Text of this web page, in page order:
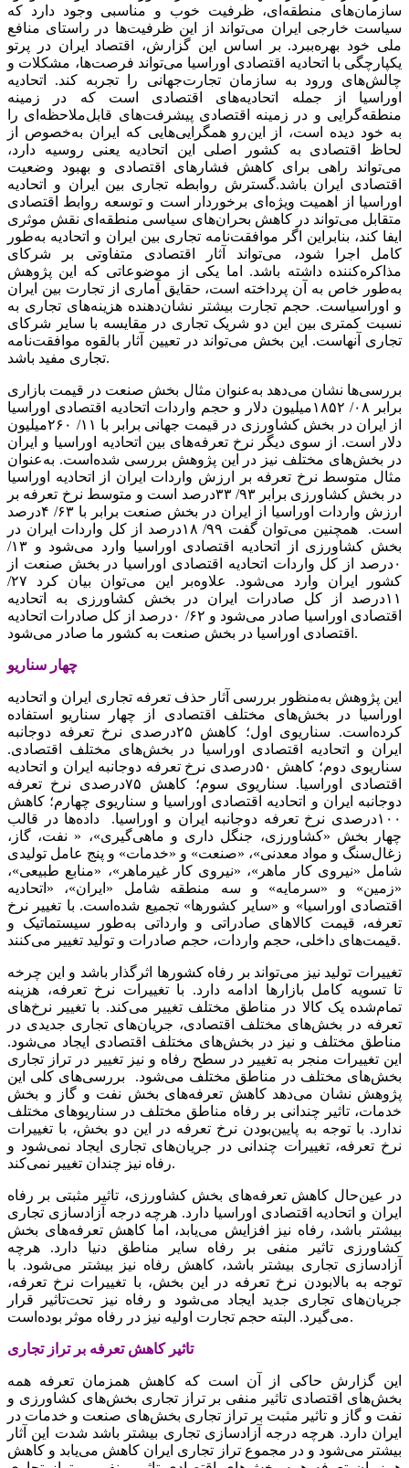
سازمان‌های منطقه‌ای، ظرفیت خوب و مناسبی وجود دارد که
سیاست خارجی ایران می‌تواند از این ظرفیت‌ها در راستای منافع
ملی خود بهره‌ببرد. بر اساس این گزارش، اقتصاد ایران در پرتو
یکپارچگی با اتحادیه اقتصادی اوراسیا می‌تواند فرصت‌ها، مشکلات و
چالش‌های ورود به سازمان تجارت‌جهانی را تجربه کند. اتحادیه
اوراسیا از جمله اتحادیه‌های اقتصادی است که در زمینه
منطقه‌گرایی و در زمینه اقتصادی پیشرفت‌های قابل‌ملاحظه‌ای را
به خود دیده است، از این‌رو همگرایی‌هایی که ایران به‌خصوص از
لحاظ اقتصادی به کشور اصلی این اتحادیه یعنی روسیه دارد،
می‌تواند راهی برای کاهش فشارهای اقتصادی و بهبود وضعیت
اقتصادی ایران باشد.‌گسترش روابطه تجاری بین ایران و اتحادیه
اوراسیا از اهمیت ویژه‌ای برخوردار است و توسعه روابط اقتصادی
متقابل می‌تواند در کاهش بحران‌های سیاسی منطقه‌ای نقش موثری
ایفا کند، بنابراین اگر موافقت‌نامه تجاری بین ایران و اتحادیه به‌طور
کامل اجرا شود، می‌تواند آثار اقتصادی متفاوتی بر شرکای
مذاکره‌کننده داشته باشد. اما یکی از موضوعاتی که این پژوهش
به‌طور خاص به آن پرداخته است، حقایق آماری از تجارت بین ایران
و اوراسیاست. حجم تجارت بیشتر نشان‌دهنده هزینه‌های تجاری به
نسبت کمتری بین این دو شریک تجاری در مقایسه با سایر شرکای
تجاری آنهاست. این بخش می‌تواند در تعیین آثار بالقوه موافقت‌نامه
تجاری مفید باشد.
بررسی‌ها نشان می‌دهد به‌عنوان مثال بخش صنعت در قیمت بازاری
‌برابر ۰۸/ ۱۸۵۲‌میلیون دلار و حجم واردات اتحادیه اقتصادی اوراسیا
از ایران در بخش کشاورزی در قیمت جهانی ‌برابر با ۱۱/ ۲۶۰‌میلیون
دلار است. از سوی دیگر نرخ تعرفه‌های بین اتحادیه اوراسیا و ایران
در بخش‌های مختلف نیز در این پژوهش بررسی شده‌است. به‌عنوان
مثال متوسط نرخ تعرفه بر ارزش واردات ایران از اتحادیه اوراسیا
در بخش کشاورزی ‌برابر ۹۳/ ۳۳‌درصد است و متوسط نرخ تعرفه بر
ارزش واردات اوراسیا از ایران در بخش صنعت ‌برابر با ۶۳/ ۴‌درصد
است. همچنین می‌توان گفت ۹۹/ ۱۸‌درصد از کل واردات ایران در
بخش کشاورزی از اتحادیه اقتصادی اوراسیا وارد می‌شود و ۱۳/
۰‌درصد از کل واردات اتحادیه اقتصادی اوراسیا در بخش صنعت از
کشور ایران وارد می‌شود. علاوه‌بر این می‌توان بیان کرد ۲۷/
۱۱‌درصد از کل صادرات ایران در بخش کشاورزی به اتحادیه
اقتصادی اوراسیا صادر می‌شود و ۶۲/ ۰‌درصد از کل صادرات اتحادیه
اقتصادی اوراسیا در بخش صنعت به کشور ما صادر می‌شود.
چهار سناریو
این پژوهش به‌منظور بررسی آثار حذف تعرفه تجاری ایران و اتحادیه
اوراسیا در بخش‌های مختلف اقتصادی از چهار سناریو استفاده
کرده‌است. سناریوی اول؛ کاهش ۲۵‌درصدی نرخ تعرفه دو‌جانبه
ایران و اتحادیه اقتصادی اوراسیا در بخش‌های مختلف اقتصادی.
سناریوی دوم؛ کاهش ۵۰‌درصدی نرخ تعرفه دو‌جانبه ایران و اتحادیه
اقتصادی اوراسیا. سناریوی سوم؛ کاهش ۷۵‌درصدی نرخ تعرفه
دو‌جانبه ایران و اتحادیه اقتصادی اوراسیا و سناریوی چهارم؛ کاهش
۱۰۰‌درصدی نرخ تعرفه دو‌جانبه ایران و اوراسیا. داده‌ها در قالب
چهار بخش «کشاورزی، جنگل داری و ماهی‌گیری»، « نفت، گاز،
زغال‌سنگ و مواد معدنی»، «صنعت» و «خدمات» و پنج عامل تولیدی
شامل «نیروی کار ماهر»، «نیروی کار غیر‌ماهر»، «منابع طبیعی»،
«زمین» و «سرمایه» و سه منطقه شامل «ایران»، «اتحادیه
اقتصادی اوراسیا» و «سایر کشورها» تجمیع شده‌است. با تغییر نرخ
تعرفه، قیمت کالاهای صادراتی و وارداتی به‌طور سیستماتیک و
قیمت‌های داخلی، حجم واردات، حجم صادرات و تولید تغییر می‌کنند.
تغییرات تولید نیز می‌تواند بر رفاه کشورها اثرگذار باشد و این چرخه
تا تسویه کامل بازارها ادامه دارد. با تغییرات نرخ تعرفه، هزینه
تمام‌شده یک کالا در مناطق مختلف تغییر می‌کند. با تغییر نرخ‌های
تعرفه در بخش‌های مختلف اقتصادی، جریان‌های تجاری جدیدی در
مناطق مختلف و نیز در بخش‌های مختلف اقتصادی ایجاد می‌شود.
این تغییرات منجر به تغییر در سطح رفاه و نیز تغییر در تراز تجاری
بخش‌های مختلف در مناطق مختلف می‌شود. بررسی‌های کلی این
پژوهش نشان می‌دهد کاهش تعرفه‌های بخش نفت و گاز و بخش
خدمات، تاثیر چندانی بر رفاه مناطق مختلف در سناریوهای مختلف
ندارد. با توجه به پایین‌بودن نرخ تعرفه در این دو بخش، با تغییرات
نرخ تعرفه، تغییرات چندانی در جریان‌های تجاری ایجاد نمی‌شود و
رفاه نیز چندان تغییر نمی‌کند.
در عین‌حال کاهش تعرفه‌های بخش کشاورزی، تاثیر مثبتی بر رفاه
ایران و اتحادیه اقتصادی اوراسیا دارد. هرچه درجه آزادسازی تجاری
بیشتر باشد، رفاه نیز افزایش می‌یابد، اما کاهش تعرفه‌های بخش
کشاورزی تاثیر منفی بر رفاه سایر مناطق دنیا دارد. هرچه
آزادسازی تجاری بیشتر باشد، کاهش رفاه نیز بیشتر می‌شود. با
توجه به بالا‌بودن نرخ تعرفه در این بخش، با تغییرات نرخ تعرفه،
جریان‌های تجاری جدید ایجاد می‌شود و رفاه نیز تحت‌تاثیر قرار
می‌گیرد. البته حجم تجارت اولیه نیز در رفاه موثر بوده‌است.
تاثیر کاهش تعرفه بر تراز تجاری
این گزارش حاکی از آن است که کاهش همزمان تعرفه همه
بخش‌های اقتصادی تاثیر منفی بر تراز تجاری بخش‌های کشاورزی و
نفت و گاز و تاثیر مثبت بر تراز تجاری بخش‌های صنعت و خدمات در
ایران دارد. هرچه درجه آزادسازی تجاری بیشتر باشد شدت این آثار
بیشتر می‌شود و در مجموع تراز تجاری ایران کاهش می‌یابد و کاهش